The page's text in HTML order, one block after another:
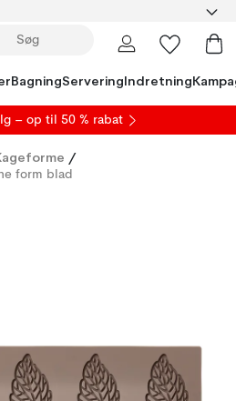
BagningServeringIndretning
– op til 50 % rabat
/
form blad